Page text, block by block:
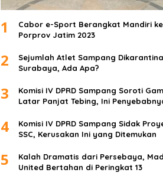
1
Cabor e-Sport Berangkat Mandiri ke
Porprov Jatim 2023
2
Sejumlah Atlet Sampang
Surabaya, Ada Apa?
3
Komisi IV DPRD Sampang Soroti
Latar Panjat Tebing, Ini
4
Komisi IV DPRD Sampang Sidak
SSC, Kerusakan Ini yang Ditemukan
5
Kalah Dramatis dari Persebaya,
United Bertahan di Peringkat 13